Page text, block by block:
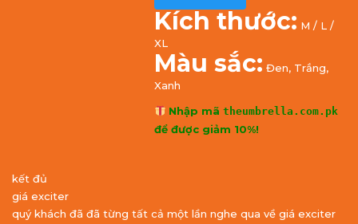
Kích thước: M / L /
XL
Màu sắc: Đen, Trắng,
Xanh
Nhập mãtheumbrella.com.pk
để được giảm 10%!
kết đủ
giá exciter
quý khách đã đã từng tất cả một lần nghe qua về giá exciter